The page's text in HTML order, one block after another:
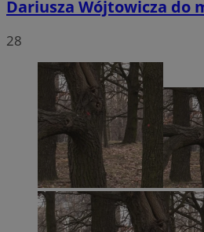
Dariusza Wójtowicza do
28